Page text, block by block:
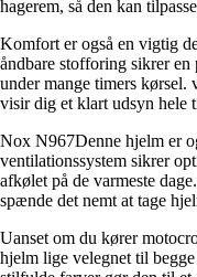
hagerem, så den kan
Komfort er også en vigtig
åndbare stofforing sikrer
under mange timers
visir dig et klart udsyn hele
Nox N967Denne hjelm er
ventilationssystem sikrer
afkølet på de varmeste
spænde det nemt at tage
Uanset om du kører
hjelm lige velegnet til